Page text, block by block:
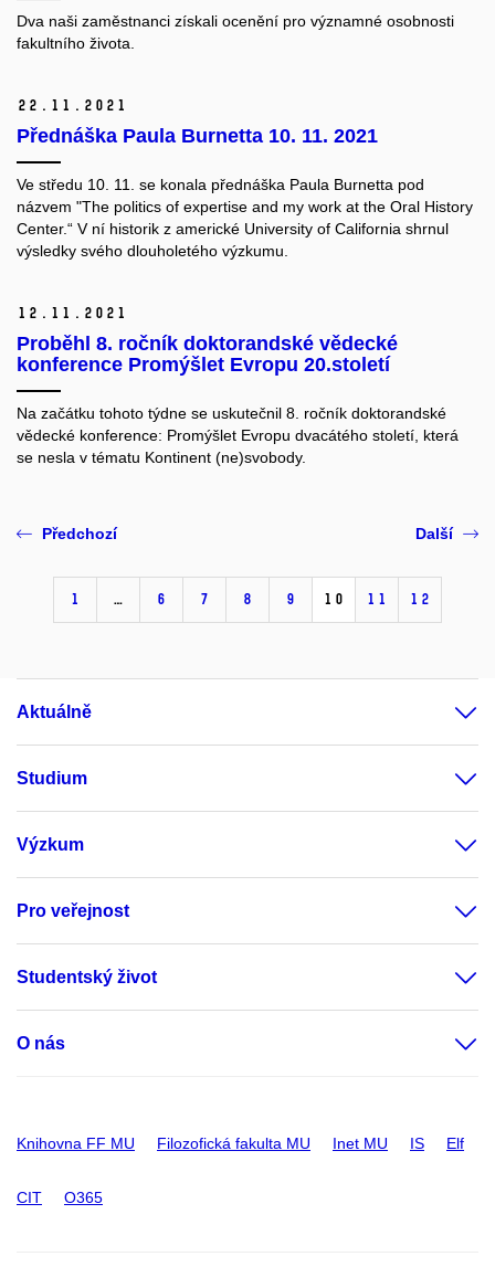
Dva naši zaměstnanci získali ocenění pro významné osobnosti
fakultního života.
22. 11. 2021
Přednáška Paula Burnetta 10. 11. 2021
Ve středu 10. 11. se konala přednáška Paula Burnetta pod
názvem "The politics of expertise and my work at the Oral History
Center.“ V ní historik z americké University of California shrnul
výsledky svého dlouholetého výzkumu.
12. 11. 2021
Proběhl 8. ročník doktorandské vědecké
konference Promýšlet Evropu 20.století
Na začátku tohoto týdne se uskutečnil 8. ročník doktorandské
vědecké konference: Promýšlet Evropu dvacátého století, která
se nesla v tématu Kontinent (ne)svobody.
Předchozí
1 … 6 7 8 9 10 11 12
Další
Aktuálně
Studium
Výzkum
Pro veřejnost
Studentský život
O nás
Knihovna FF MU Filozofická fakulta MU Inet MU IS Elf
CIT O365